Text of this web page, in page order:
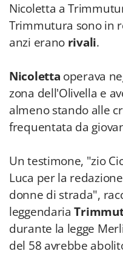
Nicoletta a
Trimmutura sono in
anzi erano rivali.
Nicoletta operava
zona dell'Olivella e
almeno stando alle
frequentata da
Un testimone, "zio
Luca per la
donne di strada",
leggendaria
durante la legge
del 58 avrebbe